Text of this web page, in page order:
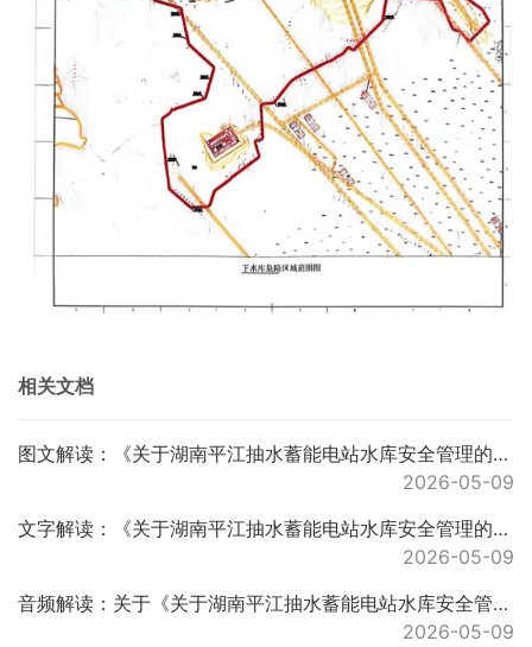
相关文档
图文解读：《关于湖南平江抽水蓄能电站水库安全管理的通告》的解读说明
2026-05-09
文字解读：《关于湖南平江抽水蓄能电站水库安全管理的通告》的解读说明
2026-05-09
音频解读：关于《关于湖南平江抽水蓄能电站水库安全管理的通告》的解读
2026-05-09